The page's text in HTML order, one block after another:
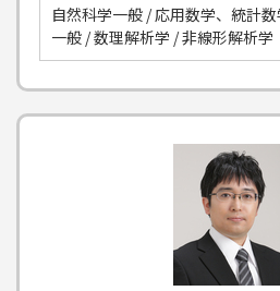
自然科学一般 / 応用数学、統計
一般 / 数理解析学 / 非線形解析学